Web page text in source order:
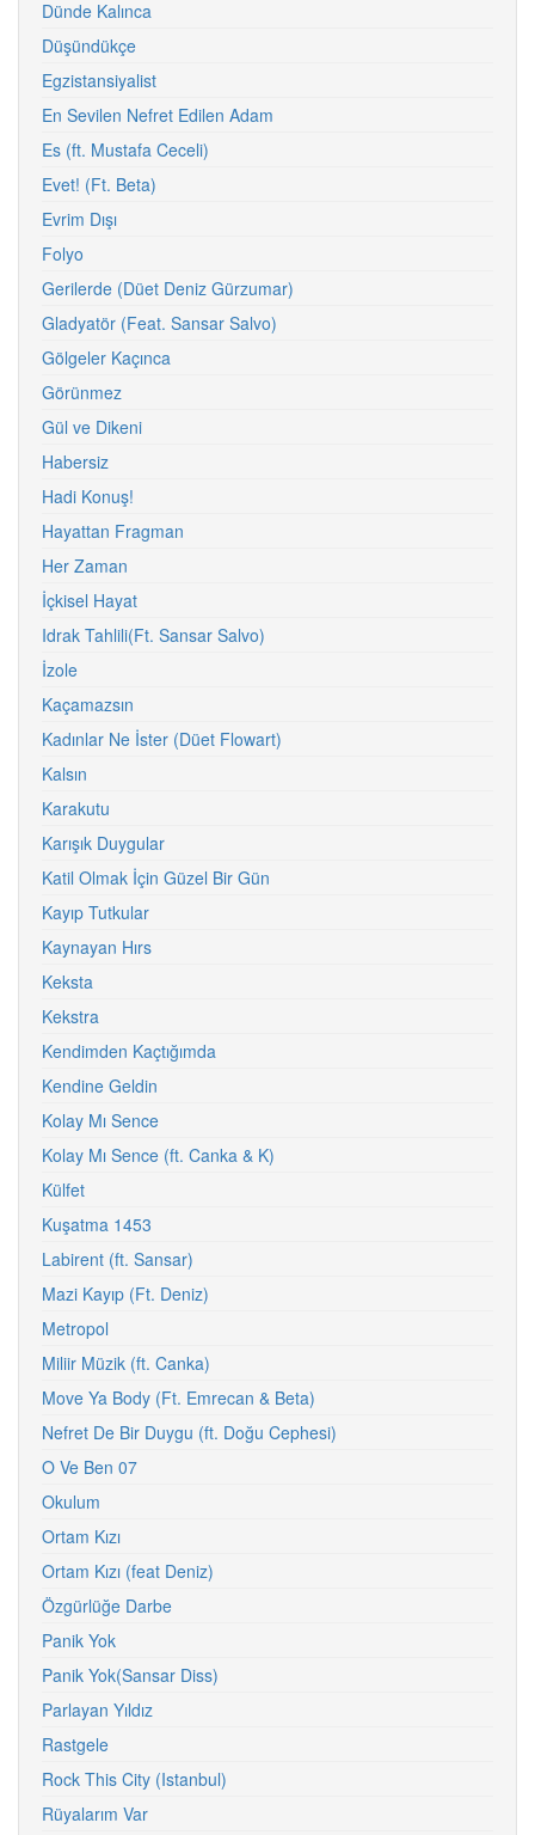
Dünde Kalınca
Düşündükçe
Egzistansiyalist
En Sevilen Nefret Edilen Adam
Es (ft. Mustafa Ceceli)
Evet! (Ft. Beta)
Evrim Dışı
Folyo
Gerilerde (Düet Deniz Gürzumar)
Gladyatör (Feat. Sansar Salvo)
Gölgeler Kaçınca
Görünmez
Gül ve Dikeni
Habersiz
Hadi Konuş!
Hayattan Fragman
Her Zaman
İçkisel Hayat
Idrak Tahlili(Ft. Sansar Salvo)
İzole
Kaçamazsın
Kadınlar Ne İster (Düet Flowart)
Kalsın
Karakutu
Karışık Duygular
Katil Olmak İçin Güzel Bir Gün
Kayıp Tutkular
Kaynayan Hırs
Keksta
Kekstra
Kendimden Kaçtığımda
Kendine Geldin
Kolay Mı Sence
Kolay Mı Sence (ft. Canka & K)
Külfet
Kuşatma 1453
Labirent (ft. Sansar)
Mazi Kayıp (Ft. Deniz)
Metropol
Miliir Müzik (ft. Canka)
Move Ya Body (Ft. Emrecan & Beta)
Nefret De Bir Duygu (ft. Doğu Cephesi)
O Ve Ben 07
Okulum
Ortam Kızı
Ortam Kızı (feat Deniz)
Özgürlüğe Darbe
Panik Yok
Panik Yok(Sansar Diss)
Parlayan Yıldız
Rastgele
Rock This City (Istanbul)
Rüyalarım Var